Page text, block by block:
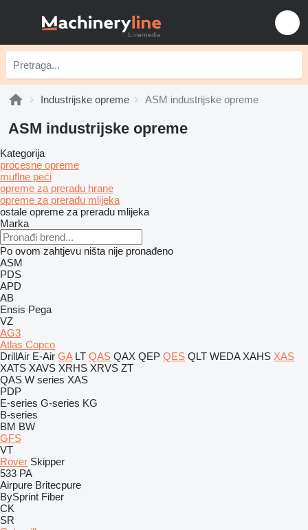
Industrijske opreme ASM industrijske opreme
ASM industrijske opreme
Kategorija
procesne opreme
muflne peći
opreme za preradu hrane
opreme za preradu mlijeka
ostale opreme za preradu mlijeka
Marka
Po ovom zahtjevu ništa nije pronađeno
ASM
PDS
APD
AB
Ensis Pega
VZ
AG3
Atlas Copco
DrillAir E-Air GA LT QAS QAX QEP QES QLT WEDA XAHS XAS
XATS XAVS XRHS XRVS ZT
QAS W series XAS
PDP
E-series G-series KG
B-series
BM BW
GFS
VT
Rover Skipper
533 PA
Airpure Britecpure
BySprint Fiber
CK
SR